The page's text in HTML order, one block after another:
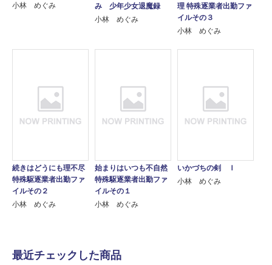
小林 めぐみ
み 少年少女退魔録
小林 めぐみ
理 特殊逐業者出勤ファ
イルその３
小林 めぐみ
続きはどうにも理不尽
特殊駆逐業者出勤ファ
イルその２
小林 めぐみ
始まりはいつも不自然
特殊駆逐業者出勤ファ
イルその１
小林 めぐみ
いかづちの剣 Ｉ
小林 めぐみ
最近チェックした商品